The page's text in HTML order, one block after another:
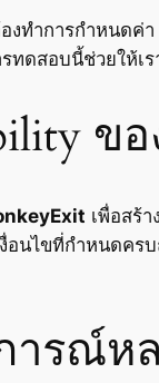
งทำการกำหนดค่า
ทดสอบนี้ช่วยให้
ข
เพื่อสร้
อนไขที่กำหนดค
ารณ์ห